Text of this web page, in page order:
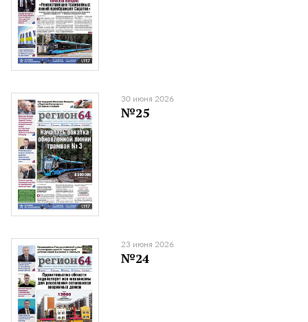
30 июня 2026
№25
23 июня 2026
№24